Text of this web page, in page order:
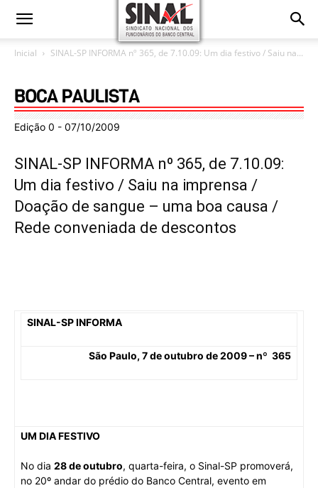
Inicial SINAL-SP INFORMA nº 365, de 7.10.09: Um dia festivo / Saiu na...
Edição 0 - 07/10/2009
SINAL-SP INFORMA nº 365, de 7.10.09:
Um dia festivo / Saiu na imprensa /
Doação de sangue – uma boa causa /
Rede conveniada de descontos
SINAL-SPINFORMA
São Paulo, 7 de outubro de 2009 – nº 365
UM DIA FESTIVO
No dia 28 de outubro, quarta-feira, o Sinal-SP promoverá,
no 20º andar do prédio do Banco Central, evento em